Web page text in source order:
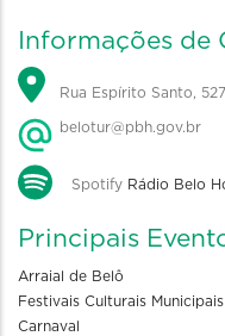
Informações de
Rua Espírito Santo,
belotur@pbh.gov.br
Spotify Rádio Belo
Principais
Arraial de Belô
Festivais Culturais Municipais
Carnaval